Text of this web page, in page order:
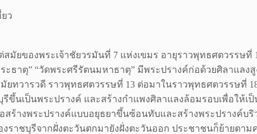
ว
ยของพระเจ้าชัยวรมันที่ 7 แห่งเขมร อายุราวพุทธศตวรรษที่
ธาตุ” “วัดพระศรีรัตนมหาธาตุ” มีพระปรางค์ก่อด้วยศิลาแลง
ทวารวดี ราวพุทธศตวรรษที่ 13 ต่อมาในราวพุทธศตวรรษที่
นเป็นพระปรางค์ และสร้างกำแพงศิลาแลงล้อมรอบเพื่อให้เ
ร้างพระปรางค์แบบอยุธยาขึ้นซ้อนทับและสร้างพระปรางค์บ
ราชบุรีจากฝั่งตะวันตกมายังฝั่งตะวันออก ประชาชนก็ย้ายตา